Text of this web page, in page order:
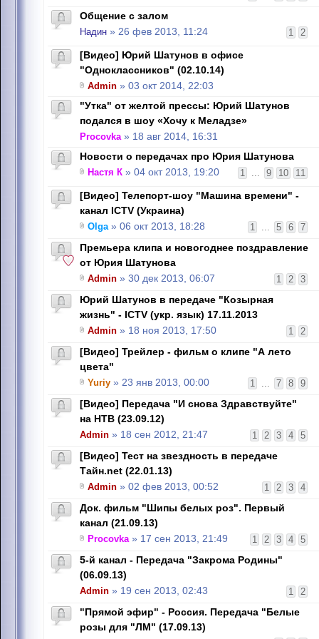
Общение с залом
1 2
Надин » 26 фев 2013, 11:24
[Видео] Юрий Шатунов в офисе
"Одноклассников" (02.10.14)
Admin » 03 окт 2014, 22:03
"Утка" от желтой прессы: Юрий Шатунов
подался в шоу «Хочу к Меладзе»
Procovka» 18 авг 2014, 16:31
Новости о передачах про Юрия Шатунова
1 ... 9 10 11
Настя К » 04 окт 2013, 19:20
[Видео] Телепорт-шоу "Машина времени" -
канал ICTV (Украина)
1 ... 5 6 7
Olga» 06 окт 2013, 18:28
Премьера клипа и новогоднее поздравление
от Юрия Шатунова
1 2 3
Admin » 30 дек 2013, 06:07
Юрий Шатунов в передаче "Козырная
жизнь" - ICTV (укр. язык) 17.11.2013
1 2
Admin » 18 ноя 2013, 17:50
[Видео] Трейлер - фильм о клипе "А лето
цвета"
1 ... 7 8 9
Yuriy » 23 янв 2013, 00:00
[Видео] Передача "И снова Здравствуйте"
на НТВ (23.09.12)
1 2 3 4 5
Admin » 18 сен 2012, 21:47
[Видео] Тест на звездность в передаче
Тайн.net (22.01.13)
1 2 3 4
Admin » 02 фев 2013, 00:52
Док. фильм "Шипы белых роз". Первый
канал (21.09.13)
1 2 3 4 5
Procovka» 17 сен 2013, 21:49
5-й канал - Передача "Закрома Родины"
(06.09.13)
1 2
Admin » 19 сен 2013, 02:43
"Прямой эфир" - Россия. Передача "Белые
розы для "ЛМ" (17.09.13)